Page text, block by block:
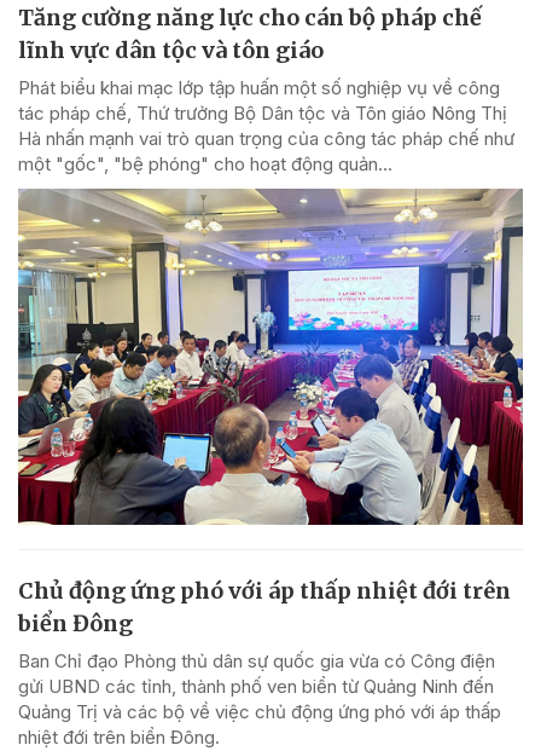
Tăng cường năng lực cho cán bộ pháp chế
lĩnh vực dân tộc và tôn giáo
Phát biểu khai mạc lớp tập huấn một số nghiệp vụ về công
tác pháp chế, Thứ trưởng Bộ Dân tộc và Tôn giáo Nông Thị
Hà nhấn mạnh vai trò quan trọng của công tác pháp chế như
một "gốc", "bệ phóng" cho hoạt động quản...
Chủ động ứng phó với áp thấp nhiệt đới trên
biển Đông
Ban Chỉ đạo Phòng thủ dân sự quốc gia vừa có Công điện
gửi UBND các tỉnh, thành phố ven biển từ Quảng Ninh đến
Quảng Trị và các bộ về việc chủ động ứng phó với áp thấp
nhiệt đới trên biển Đông.